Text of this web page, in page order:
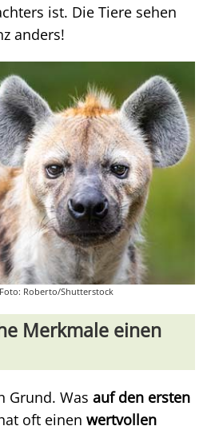
ist. Die Tiere sehen
anders!
Roberto/Shutterstock
Merkmale einen
Grund. Was auf den ersten
oft einen wertvollen